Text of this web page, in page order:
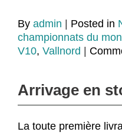
By admin Posted in
championnats du
V10, Vallnord
Arrivage en
La toute première